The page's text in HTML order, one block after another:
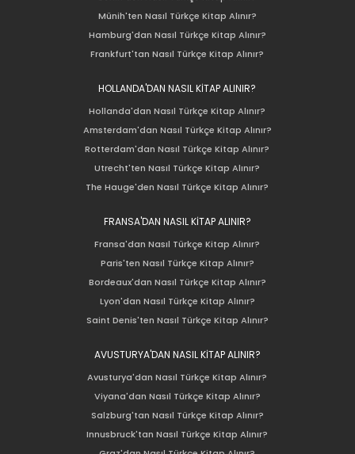
Münih'ten Nasıl Türkçe Kitap Alınır?
Hamburg'dan Nasıl Türkçe Kitap Alınır?
Frankfurt'tan Nasıl Türkçe Kitap Alınır?
HOLLANDA'DAN NASIL KİTAP ALINIR?
Hollanda'dan Nasıl Türkçe Kitap Alınır?
Amsterdam'dan Nasıl Türkçe Kitap Alınır?
Rotterdam'dan Nasıl Türkçe Kitap Alınır?
Utrecht'ten Nasıl Türkçe Kitap Alınır?
The Hauge'den Nasıl Türkçe Kitap Alınır?
FRANSA'DAN NASIL KİTAP ALINIR?
Fransa'dan Nasıl Türkçe Kitap Alınır?
Paris'ten Nasıl Türkçe Kitap Alınır?
Bordeaux'dan Nasıl Türkçe Kitap Alınır?
Lyon'dan Nasıl Türkçe Kitap Alınır?
Saint Denis'ten Nasıl Türkçe Kitap Alınır?
AVUSTURYA'DAN NASIL KİTAP ALINIR?
Avusturya'dan Nasıl Türkçe Kitap Alınır?
Viyana'dan Nasıl Türkçe Kitap Alınır?
Salzburg'tan Nasıl Türkçe Kitap Alınır?
Innusbruck'tan Nasıl Türkçe Kitap Alınır?